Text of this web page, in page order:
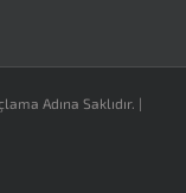
Adına Saklıdır. |